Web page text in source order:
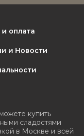
оплата
и Новости
купить
сладостями
в Москве и всей